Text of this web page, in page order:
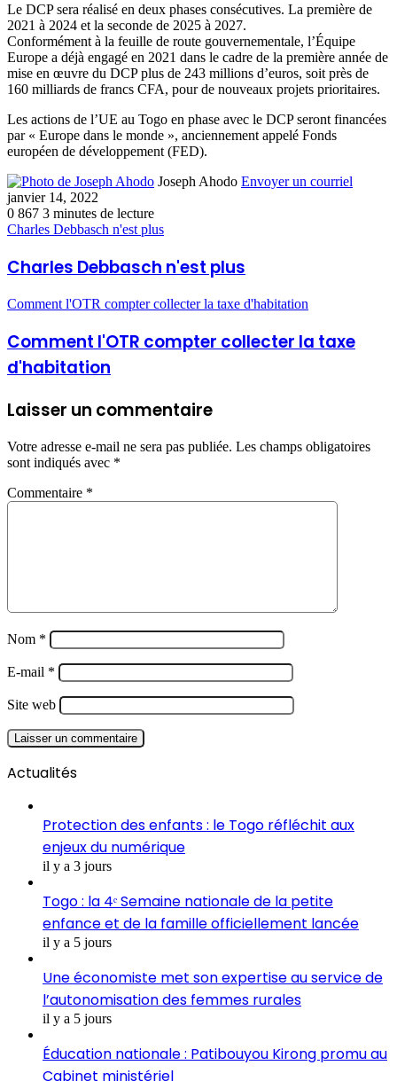
Le DCP sera réalisé en deux phases consécutives. La première de
2021 à 2024 et la seconde de 2025 à 2027.
Conformément à la feuille de route gouvernementale, l’Équipe
Europe a déjà engagé en 2021 dans le cadre de la première année de
mise en œuvre du DCP plus de 243 millions d’euros, soit près de
160 milliards de francs CFA, pour de nouveaux projets prioritaires.
Les actions de l’UE au Togo en phase avec le DCP seront financées
par « Europe dans le monde », anciennement appelé Fonds
européen de développement (FED).
Joseph Ahodo Envoyer un courriel
janvier 14, 2022
0 867 3 minutes de lecture
Charles Debbasch n'est plus
Charles Debbasch n'est plus
Comment l'OTR compter collecter la taxe d'habitation
Comment l'OTR compter collecter la taxe
d'habitation
Laisser un commentaire
Votre adresse e-mail ne sera pas publiée. Les champs obligatoires
sont indiqués avec *
Commentaire *
Nom *
E-mail *
Site web
Actualités
Protection des enfants : le Togo réfléchit aux
enjeux du numérique
il y a 3 jours
Togo : la 4ᵉ Semaine nationale de la petite
enfance et de la famille officiellement lancée
il y a 5 jours
Une économiste met son expertise au service de
l’autonomisation des femmes rurales
il y a 5 jours
Éducation nationale : Patibouyou Kirong promu au
Cabinet ministériel